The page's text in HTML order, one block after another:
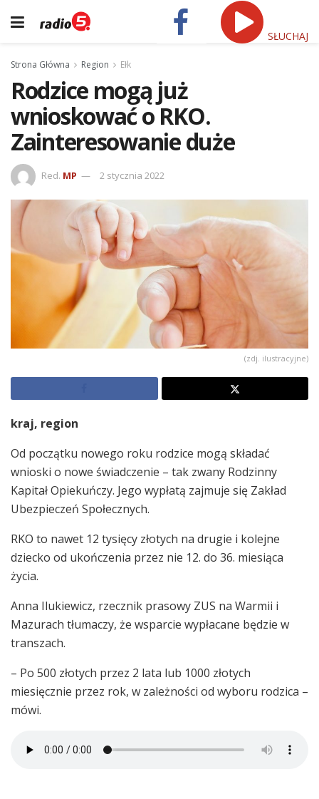
SŁUCHAJ
Strona Główna Region Ełk
Rodzice mogą już
wnioskować o RKO.
Zainteresowanie duże
Red. MP 2 stycznia 2022
(zdj. ilustracyjne)
kraj, region
Od początku nowego roku rodzice mogą składać
wnioski o nowe świadczenie – tak zwany Rodzinny
Kapitał Opiekuńczy. Jego wypłatą zajmuje się Zakład
Ubezpieczeń Społecznych.
RKO to nawet 12 tysięcy złotych na drugie i kolejne
dziecko od ukończenia przez nie 12. do 36. miesiąca
życia.
Anna Ilukiewicz, rzecznik prasowy ZUS na Warmii i
Mazurach tłumaczy, że wsparcie wypłacane będzie w
transzach.
– Po 500 złotych przez 2 lata lub 1000 złotych
miesięcznie przez rok, w zależności od wyboru rodzica –
mówi.